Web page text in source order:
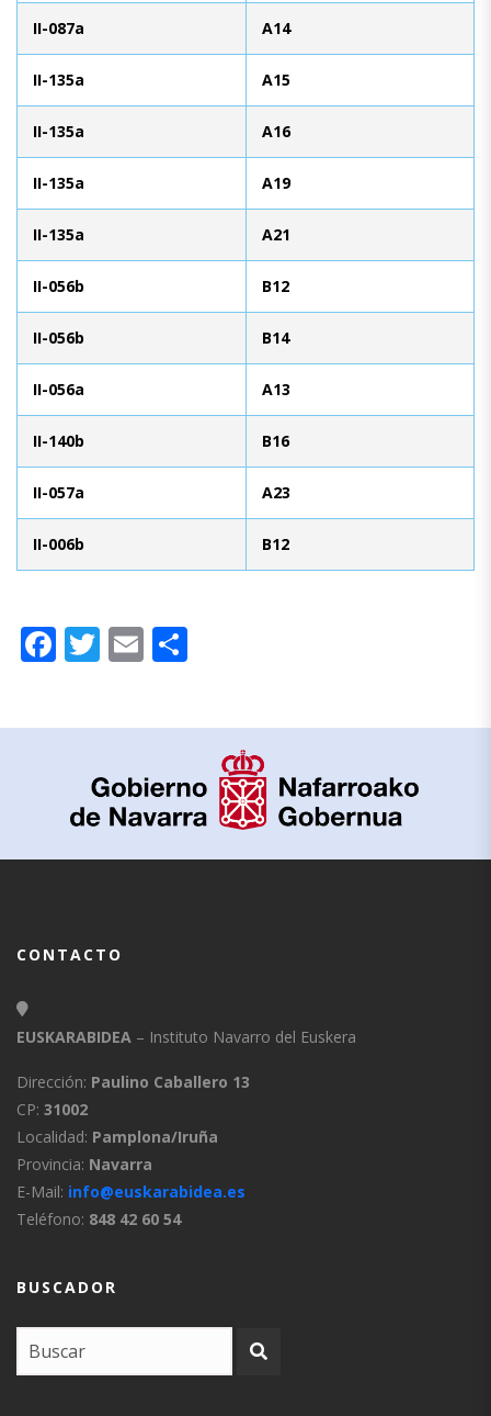
II-087a A14
II-135a A15
II-135a A16
II-135a A19
II-135a A21
II-056b B12
II-056b B14
II-056a A13
II-140b B16
II-057a A23
II-006b B12
Facebook
Twitter
Email
CONTACTO
EUSKARABIDEA – Instituto Navarro del Euskera
Dirección: Paulino Caballero 13
CP: 31002
Localidad: Pamplona/Iruña
Provincia: Navarra
E-Mail: info@euskarabidea.es
Teléfono: 848 42 60 54
BUSCADOR